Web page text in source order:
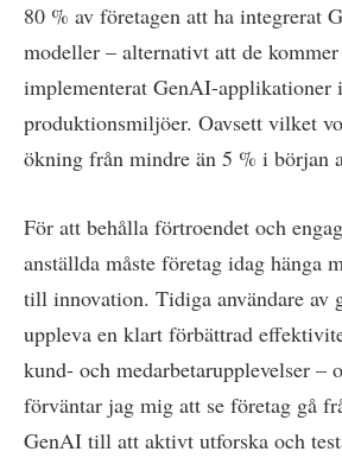
80 % av företagen att ha integrerat
modeller – alternativt att de
implementerat GenAI-applikationer
produktionsmiljöer. Oavsett vilket
ökning från mindre än 5 % i början
För att behålla förtroendet och
anställda måste företag idag hänga
till innovation. Tidiga användare av
uppleva en klart förbättrad
kund- och medarbetarupplevelser –
förväntar jag mig att se företag gå
GenAI till att aktivt utforska och